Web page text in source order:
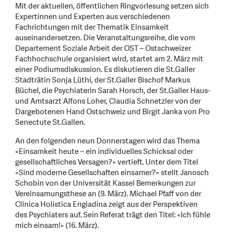
Mit der aktuellen, öffentlichen Ringvorlesung setzen sich
Expertinnen und Experten aus verschiedenen
Fachrichtungen mit der Thematik Einsamkeit
auseinandersetzen. Die Veranstaltungsreihe, die vom
Departement Soziale Arbeit der OST – Ostschweizer
Fachhochschule organisiert wird, startet am 2. März mit
einer Podiumsdiskussion. Es diskutieren die St.Galler
Stadträtin Sonja Lüthi, der St.Galler Bischof Markus
Büchel, die Psychiaterin Sarah Horsch, der St.Galler Haus-
und Amtsarzt Alfons Loher, Claudia Schnetzler von der
Dargebotenen Hand Ostschweiz und Birgit Janka von Pro
Senectute St.Gallen.
An den folgenden neun Donnerstagen wird das Thema
«Einsamkeit heute – ein individuelles Schicksal oder
gesellschaftliches Versagen?» vertieft. Unter dem Titel
«Sind moderne Gesellschaften einsamer?» stellt Janosch
Schobin von der Universität Kassel Bemerkungen zur
Vereinsamungsthese an (9. März). Michael Pfaff von der
Clinica Holistica Engiadina zeigt aus der Perspektiven
des Psychiaters auf. Sein Referat trägt den Titel: «Ich fühle
mich einsam!» (16. März).